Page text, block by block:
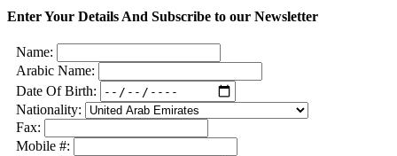
Enter Your Details And Subscribe to our Newsletter
Name:
Arabic Name:
Date Of Birth:
Nationality:
Fax:
Mobile #: